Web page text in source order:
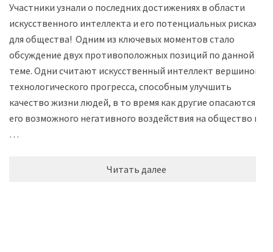
Участники узнали о последних достижениях в области
искусственного интеллекта и его потенциальных рисках
для общества! Одним из ключевых моментов стало
обсуждение двух противоположных позиций по данной
теме. Одни считают искусственный интеллект вершиной
технологического прогресса, способным улучшить
качество жизни людей, в то время как другие опасаются
его возможного негативного воздействия на общество и
…
Читать далее